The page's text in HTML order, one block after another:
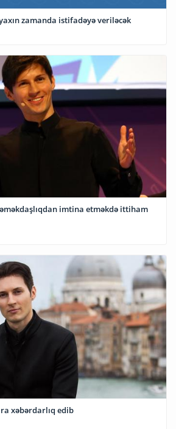
zamanda istifadəyə veriləcək
imtina etməkdə ittiham
xəbərdarlıq edib